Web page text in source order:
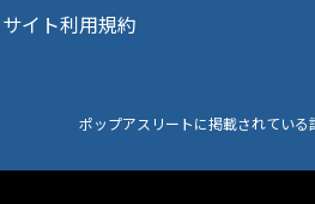
サイト利用規約
ポップアスリートに掲載されている